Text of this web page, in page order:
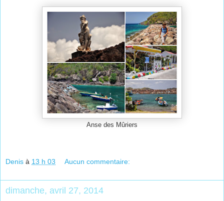
Anse des Mûriers
Denis à 13 h 03 Aucun commentaire:
dimanche, avril 27, 2014